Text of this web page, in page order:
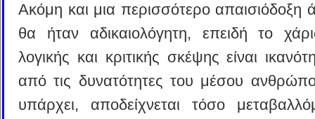
Ακόμη και μια περισσότερο απαισιόδοξη
θα ήταν αδικαιολόγητη, επειδή το
λογικής και κριτικής σκέψης είναι
από τις δυνατότητες του μέσου
υπάρχει, αποδείχνεται τόσο